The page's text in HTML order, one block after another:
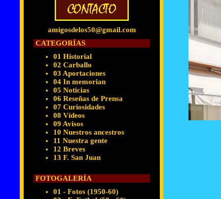
amigosdelos50@gmail.com
CATEGORÍAS
01 Historial
02 Carballo
03 Aportaciones
04 In memorian
05 Noticias
06 Reseñas de Prensa
07 Curiosidades
08 Vídeos
09 Avisos
10 Nuestros ancestros
11 Nuestra gente
12 Breves
13 F. San Juan
FOTOGALERÍA
01 - Fotos (1950-60)